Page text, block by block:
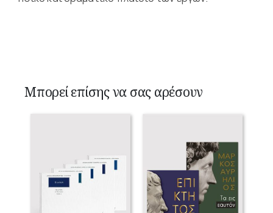
Μπορεί επίσης να σας αρέσουν